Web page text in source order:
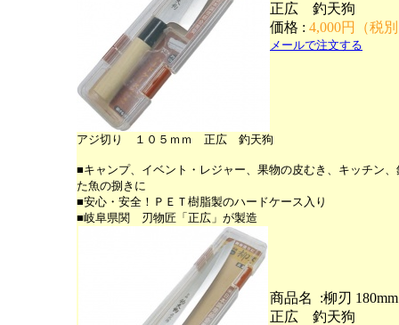
正広 釣天狗
価格 : 4,000円（税
メールで注文する
アジ切り １０５ｍｍ 正広 釣天狗
■キャンプ、イベント・レジャー、果物の皮むき、キッチン
た魚の捌きに
■安心・安全！ＰＥＴ樹脂製のハードケース入り
■岐阜県関 刃物匠「正広」が製造
商品名 :柳刃
正広 釣天狗